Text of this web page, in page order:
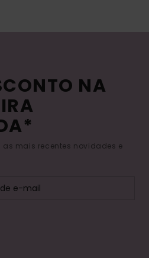
NA
as mais recentes novidades e